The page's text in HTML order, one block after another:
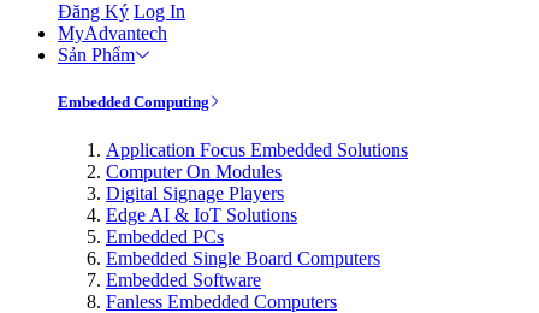
Đăng Ký Log In
MyAdvantech
Sản Phẩm
Embedded Computing
Application Focus Embedded Solutions
Computer On Modules
Digital Signage Players
Edge AI & IoT Solutions
Embedded PCs
Embedded Single Board Computers
Embedded Software
Fanless Embedded Computers